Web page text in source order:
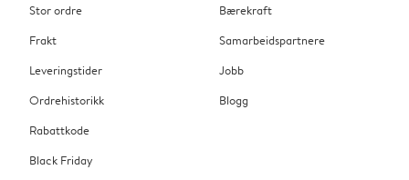
Stor ordre
Frakt
Leveringstider
Ordrehistorikk
Rabattkode
Black Friday
Bærekraft
Samarbeidspartnere
Jobb
Blogg